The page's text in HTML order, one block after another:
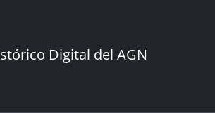
Digital del AGN